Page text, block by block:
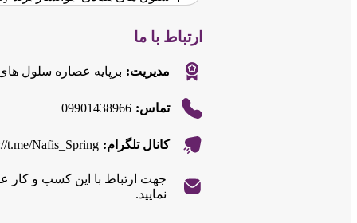
🌟 عطرهای ادوپرفیوم انحصاری برند Love
📦 ارسال محصولات به سراسر ایران
ارتباط با ما
مدیریت: برپایه عصاره سلول های
تماس: 09901438966
کانال تلگرام: t.me/Nafis_Spring
جهت ارتباط با این کسب و کار
نمایید.
Leaflet
©
OpenStreetMap